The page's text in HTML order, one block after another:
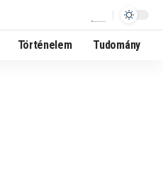
Történelem Tudomány